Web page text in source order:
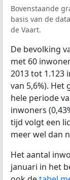
Bovenstaande
basis van de
de Vaart.
De bevolking
met 60
2013 tot 1.123
van 5,6%).
hele periode
inwoners
tijd volgt een
meer wel dan
Het aantal
januari in het